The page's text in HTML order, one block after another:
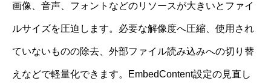
画像、音声、フォントなどのリソースが大きいとファイ
ルサイズを圧迫します。必要な解像度へ圧縮、使用され
ていないものの除去、外部ファイル読み込みへの切り替
えなどで軽量化できます。EmbedContent設定の見直し